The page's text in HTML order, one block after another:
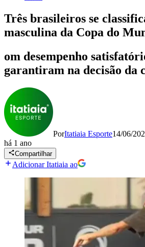
Três brasileiros se
masculina da Copa do
om desempenho
garantiram na decisão da
PorItatiaia Esporte14/06/
há 1 ano
Compartilhar
Adicionar Itatiaia ao